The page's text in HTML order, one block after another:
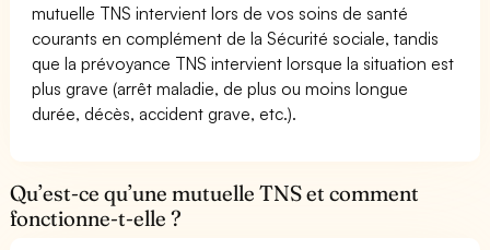
mutuelle TNS intervient lors de vos soins de santé
courants en complément de la Sécurité sociale, tandis
que la prévoyance TNS intervient lorsque la situation est
plus grave (arrêt maladie, de plus ou moins longue
durée, décès, accident grave, etc.).
Qu’est-ce qu’une mutuelle TNS et comment
fonctionne-t-elle ?